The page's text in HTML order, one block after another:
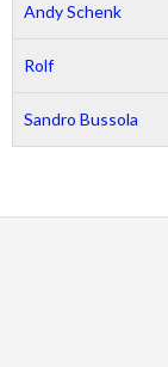
Andy Schenk
Rolf
Sandro Bussola